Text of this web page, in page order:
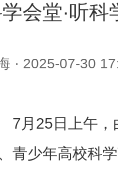
会堂·听科
· 2025-07-30
7月25日上午，
青少年高校科